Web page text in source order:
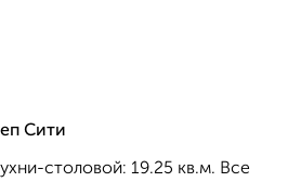
Сити
столовой: 19.25 кв.м. Все